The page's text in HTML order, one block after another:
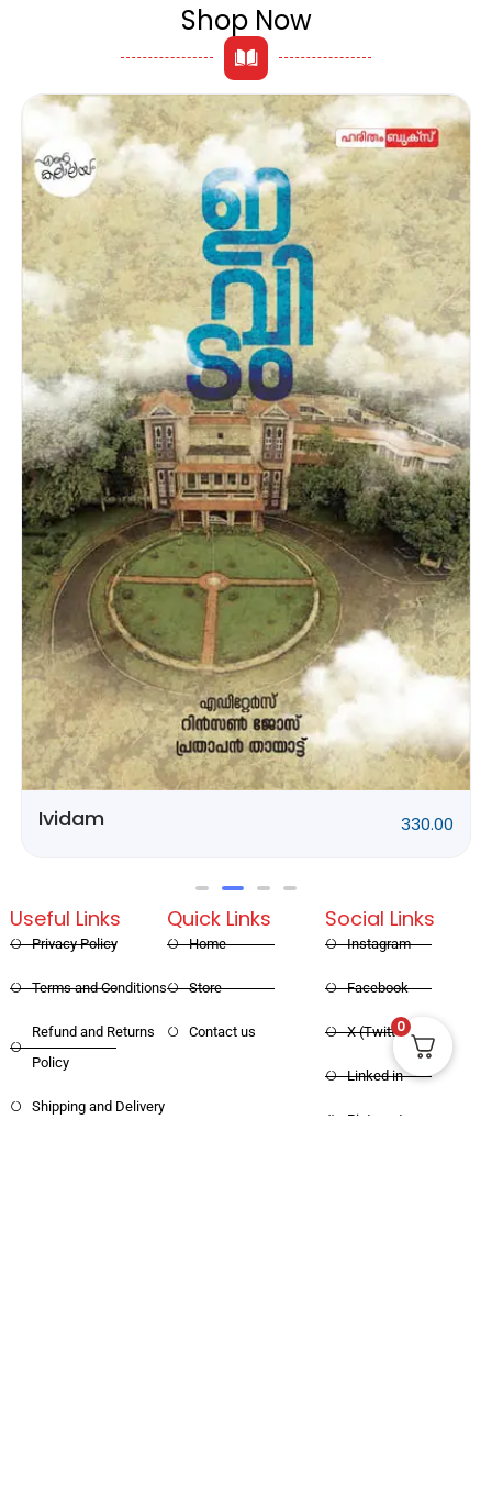
Shop Now
Rithubhethangal
Quick Links
Useful Links
Refund and Returns
Social Links
0